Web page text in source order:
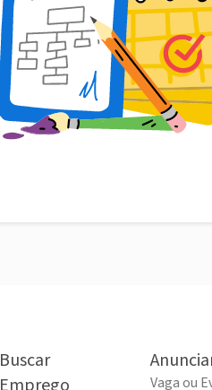
Buscar
Vaga ou